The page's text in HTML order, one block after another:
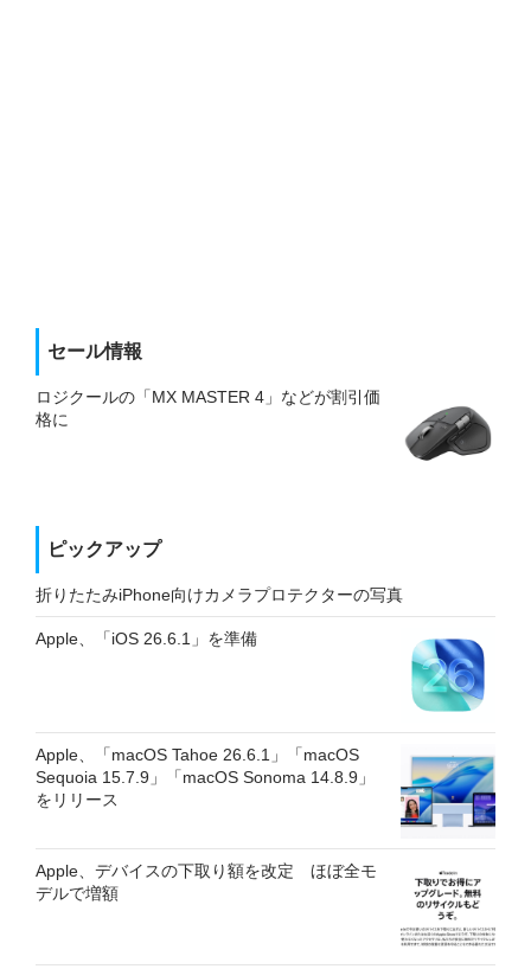
セール情報
ロジクールの「MX MASTER 4」などが割引価
格に
ピックアップ
折りたたみiPhone向けカメラプロテクターの写真
Apple、「iOS 26.6.1」を準備
Apple、「macOS Tahoe 26.6.1」「macOS
Sequoia 15.7.9」「macOS Sonoma 14.8.9」
をリリース
Apple、デバイスの下取り額を改定 ほぼ全モ
デルで増額